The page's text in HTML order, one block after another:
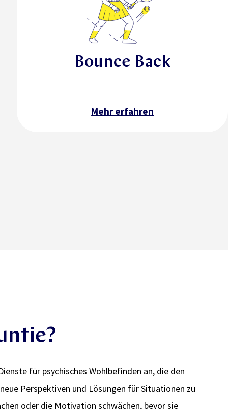
Bounce Back
Mehr erfahren
für psychisches Wohlbefinden an, die den
Perspektiven und Lösungen für Situationen zu
oder die Motivation schwächen, bevor sie